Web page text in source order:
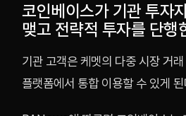
코인베이스가 기관 투자
맺고 전략적 투자를 단행
기관 고객은 케멧의 다중 시장 거
플랫폼에서 통합 이용할 수 있게 된